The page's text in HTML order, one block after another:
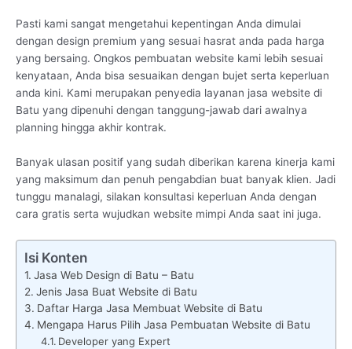
Pasti kami sangat mengetahui kepentingan Anda dimulai
dengan design premium yang sesuai hasrat anda pada harga
yang bersaing. Ongkos pembuatan website kami lebih sesuai
kenyataan, Anda bisa sesuaikan dengan bujet serta keperluan
anda kini. Kami merupakan penyedia layanan jasa website di
Batu yang dipenuhi dengan tanggung-jawab dari awalnya
planning hingga akhir kontrak.
Banyak ulasan positif yang sudah diberikan karena kinerja kami
yang maksimum dan penuh pengabdian buat banyak klien. Jadi
tunggu manalagi, silakan konsultasi keperluan Anda dengan
cara gratis serta wujudkan website mimpi Anda saat ini juga.
Isi Konten
Jasa Web Design di Batu – Batu
Jenis Jasa Buat Website di Batu
Daftar Harga Jasa Membuat Website di Batu
Mengapa Harus Pilih Jasa Pembuatan Website di Batu
Developer yang Expert